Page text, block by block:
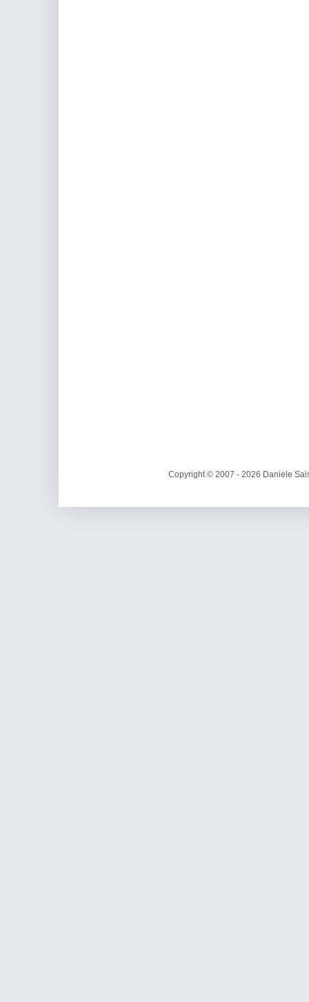
Copyright © 2007 - 2026 Daniele